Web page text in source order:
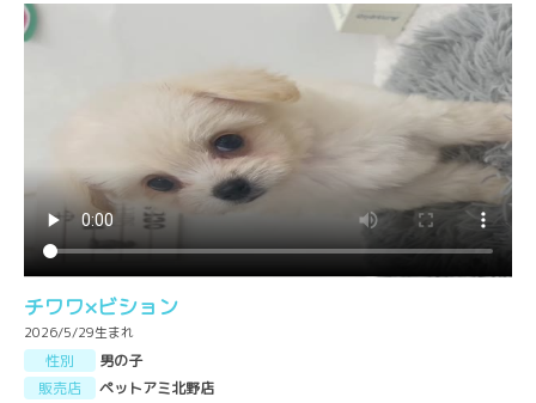
チワワ×ビション
2026/5/29生まれ
性別
男の子
販売店
ペットアミ北野店